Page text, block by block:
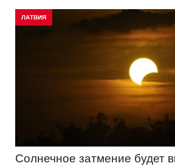
ЛАТВИЯ
Солнечное затмение будет